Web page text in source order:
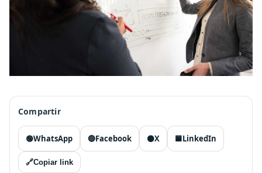
Compartir
🟢WhatsApp 🔵Facebook ⚫X 🟦LinkedIn
🔗Copiar link